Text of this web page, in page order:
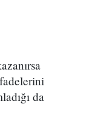
da